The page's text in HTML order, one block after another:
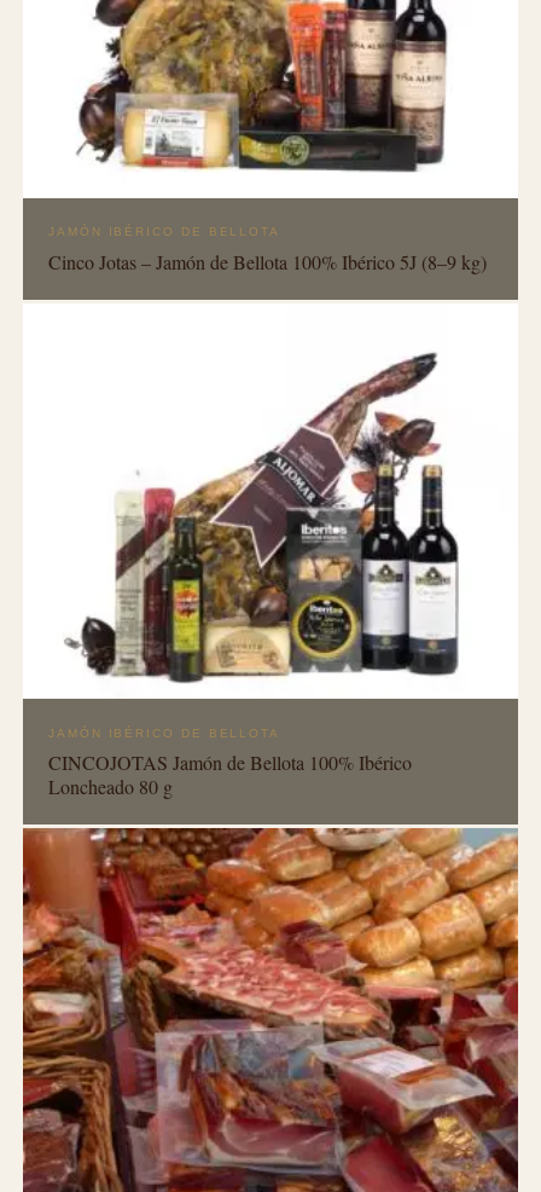
JAMÓN IBÉRICO DE BELLOTA
Cinco Jotas – Jamón de Bellota 100% Ibérico 5J (8–9 kg)
JAMÓN IBÉRICO DE BELLOTA
CINCOJOTAS Jamón de Bellota 100% Ibérico
Loncheado 80 g